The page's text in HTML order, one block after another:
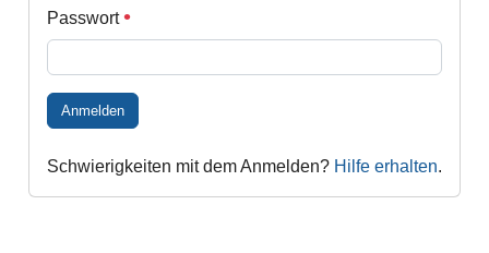
Passwort
Anmelden
Schwierigkeiten mit dem Anmelden? Hilfe erhalten.